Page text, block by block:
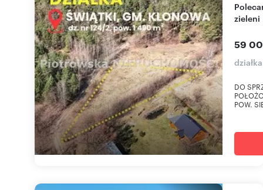
Polecam działkę 1490 m² w otoczeniu lasów i
zieleni
59
DO
POW.